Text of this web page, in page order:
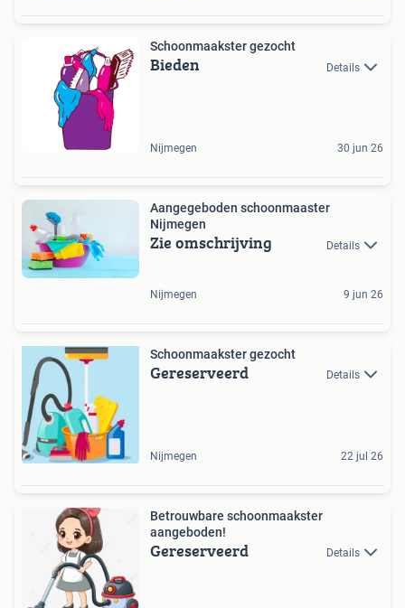
Schoonmaakster gezocht
Bieden Details
Nijmegen 30 jun 26
Aangegeboden schoonmaaster
Nijmegen
Zie omschrijving Details
Nijmegen 9 jun 26
Schoonmaakster gezocht
Gereserveerd Details
Nijmegen 22 jul 26
Betrouwbare schoonmaakster
aangeboden!
Gereserveerd Details